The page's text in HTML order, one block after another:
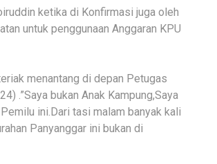
ketika di Konfirmasi juga oleh
untuk penggunaan Anggaran KPU
menantang di depan Petugas
.”Saya bukan Anak Kampung,Saya
ini.Dari tasi malam banyak kali
Panyanggar ini bukan di